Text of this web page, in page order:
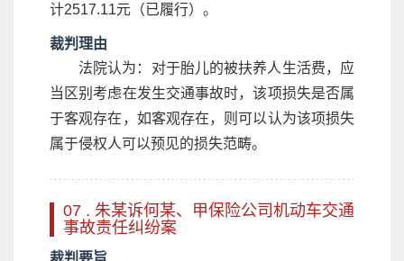
计2517.11元（已履行）。
裁判理由
法院认为：对于胎儿的被扶养人生活费，应
当区别考虑在发生交通事故时，该项损失是否属
于客观存在，如客观存在，则可以认为该项损失
属于侵权人可以预见的损失范畴。
07 . 朱某诉何某、甲保险公司机动车交通
事故责任纠纷案
裁判要旨